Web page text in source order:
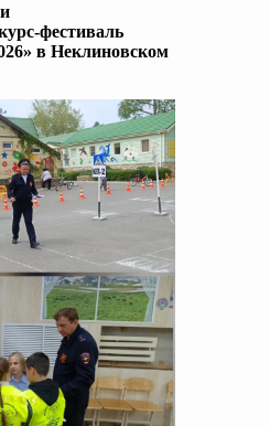
фестиваль
в Неклиновском